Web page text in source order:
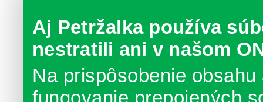
Aj Petržalka používa
nestratili ani v našom
Na prispôsobenie